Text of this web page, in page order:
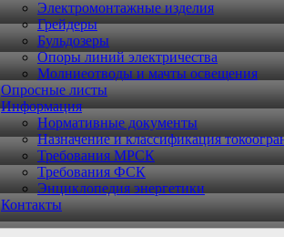
Электромонтажные изделия
Грейдеры
Бульдозеры
Опоры линий электричества
Молниеотводы и мачты освещения
Опросные листы
Информация
Нормативные документы
Назначение и классификация
Требования МРСК
Требования ФСК
Энциклопедия энергетики
Контакты